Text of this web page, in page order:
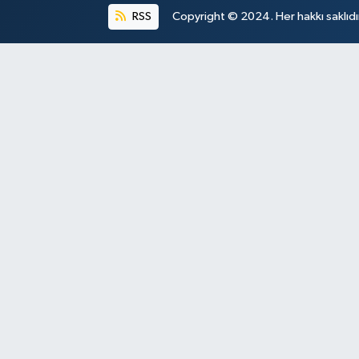
RSS Copyright © 2024. Her hakkı